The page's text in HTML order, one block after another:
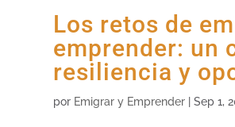
Los retos de
emprender: un
resiliencia y
por Emigrar y Emprender |Sep 1,